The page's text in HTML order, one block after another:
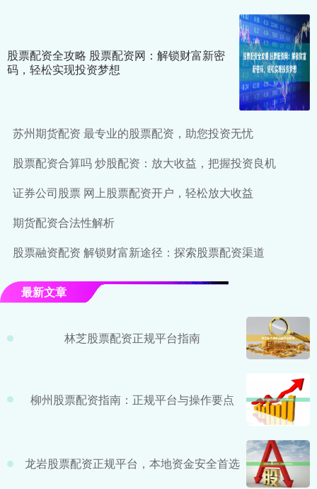
股票配资全攻略 股票配资网：解锁财富新密
码，轻松实现投资梦想
苏州期货配资 最专业的股票配资，助您投资无忧
股票配资合算吗 炒股配资：放大收益，把握投资良机
证券公司股票 网上股票配资开户，轻松放大收益
期货配资合法性解析
股票融资配资 解锁财富新途径：探索股票配资渠道
最新文章
林芝股票配资正规平台指南
柳州股票配资指南：正规平台与操作要点
龙岩股票配资正规平台，本地资金安全首选